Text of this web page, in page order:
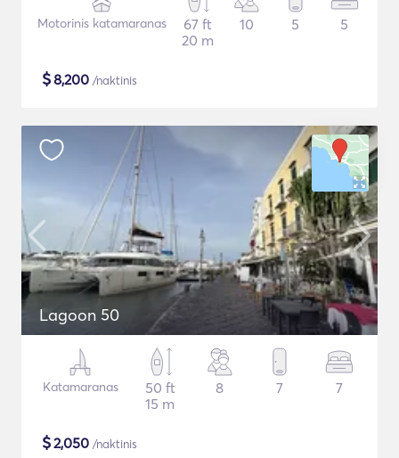
Motorinis katamaranas
67 ft
20 m
10 5 5
$8,200 /naktinis
Lagoon 50
Katamaranas
50 ft
15 m
8 7 7
$2,050 /naktinis